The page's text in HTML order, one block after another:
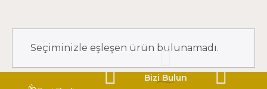
Seçiminizle eşleşen ürün bulunamadı.
Bizi Bulun